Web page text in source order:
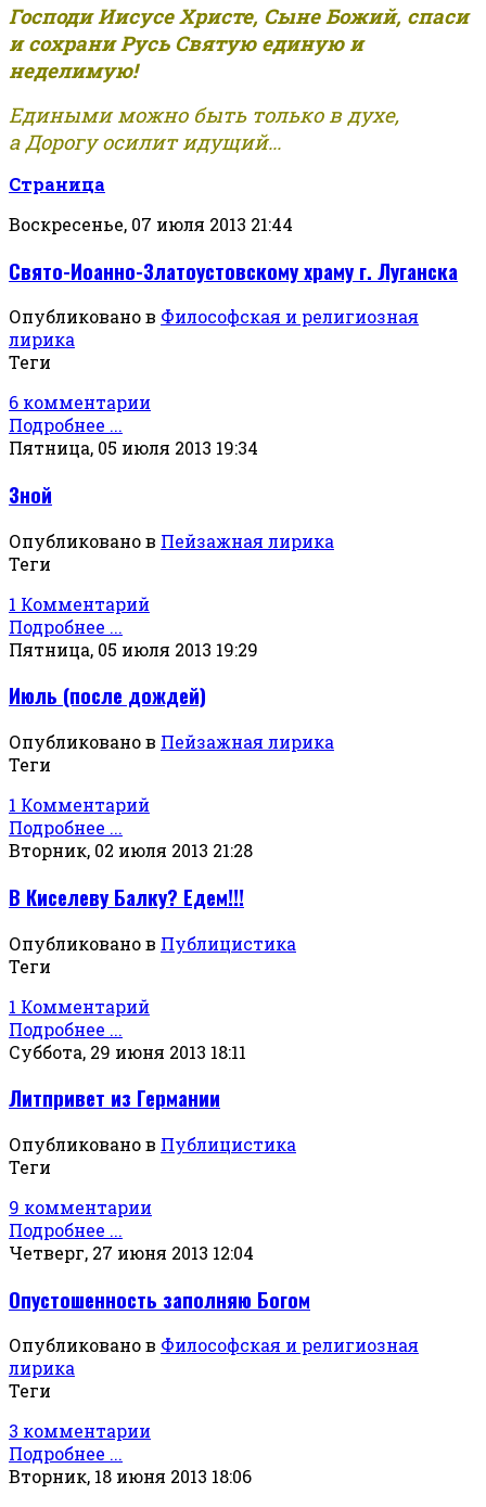
Господи Иисусе Христе, Сыне Божий, спаси
и сохрани Русь Святую единую и
неделимую!
Едиными можно быть только в духе,
а Дорогу осилит идущий...
Страница
Воскресенье, 07 июля 2013 21:44
Свято-Иоанно-Златоустовскому храму г. Луганска
Опубликовано в Философская и религиозная
лирика
Теги
6 комментарии
Подробнее ...
Пятница, 05 июля 2013 19:34
Зной
Опубликовано в Пейзажная лирика
Теги
1 Комментарий
Подробнее ...
Пятница, 05 июля 2013 19:29
Июль (после дождей)
Опубликовано в Пейзажная лирика
Теги
1 Комментарий
Подробнее ...
Вторник, 02 июля 2013 21:28
В Киселеву Балку? Едем!!!
Опубликовано в Публицистика
Теги
1 Комментарий
Подробнее ...
Суббота, 29 июня 2013 18:11
Литпривет из Германии
Опубликовано в Публицистика
Теги
9 комментарии
Подробнее ...
Четверг, 27 июня 2013 12:04
Опустошенность заполняю Богом
Опубликовано в Философская и религиозная
лирика
Теги
3 комментарии
Подробнее ...
Вторник, 18 июня 2013 18:06